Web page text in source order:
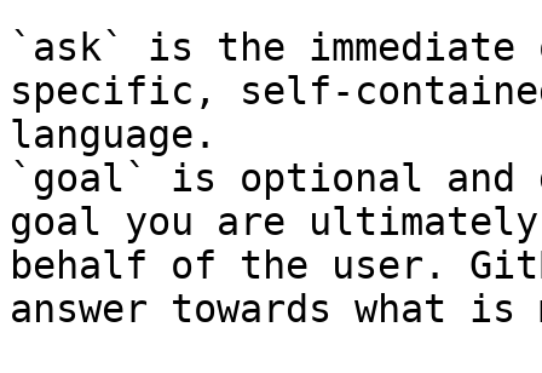
`ask` is the
specific, self-
language.
`goal` is optional and
goal you are
behalf of the user.
answer towards what